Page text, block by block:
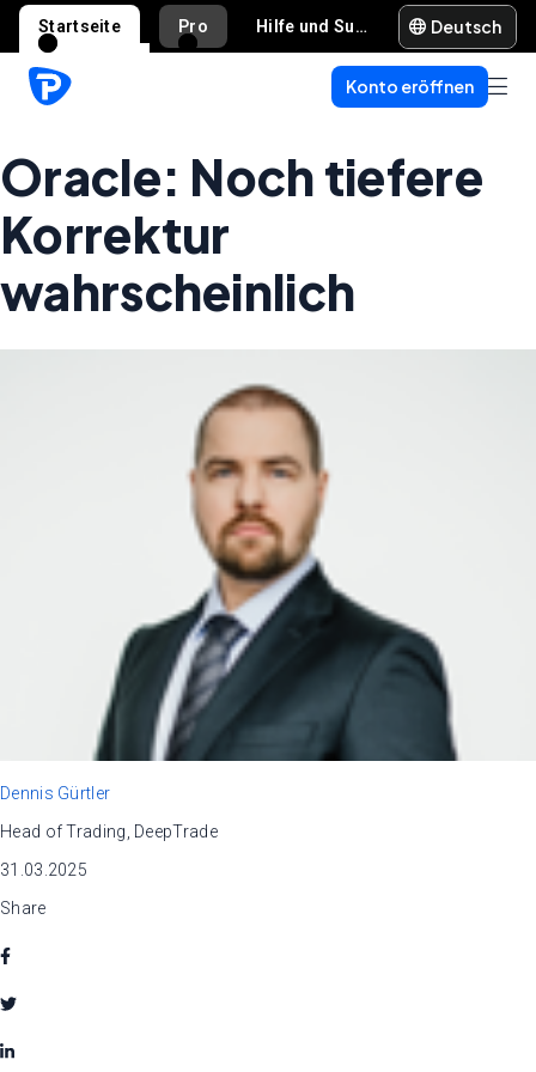
Startseite Pro Hilfe und Support Deutsch
Konto eröffnen
Oracle: Noch tiefere
Korrektur
wahrscheinlich
Dennis Gürtler
Head of Trading, DeepTrade
31.03.2025
Share